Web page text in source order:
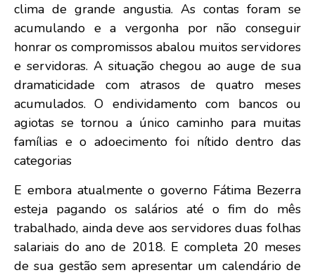
clima de grande angustia. As contas foram se
acumulando e a vergonha por não conseguir
honrar os compromissos abalou muitos servidores
e servidoras. A situação chegou ao auge de sua
dramaticidade com atrasos de quatro meses
acumulados. O endividamento com bancos ou
agiotas se tornou a único caminho para muitas
famílias e o adoecimento foi nítido dentro das
categorias
E embora atualmente o governo Fátima Bezerra
esteja pagando os salários até o fim do mês
trabalhado, ainda deve aos servidores duas folhas
salariais do ano de 2018. E completa 20 meses
de sua gestão sem apresentar um calendário de